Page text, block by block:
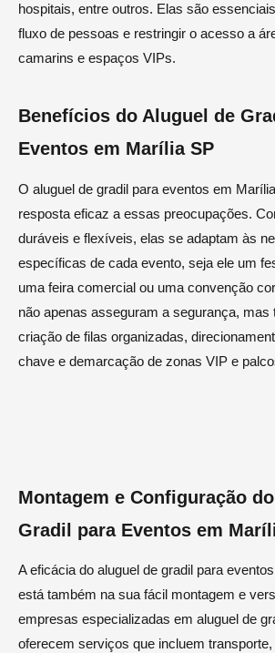
hospitais, entre outros. Elas são
fluxo de pessoas e restringir o acesso a
camarins e espaços VIPs.
Benefícios do Aluguel de
Eventos em Marília SP
O aluguel de gradil para eventos em
resposta eficaz a essas preocupações.
duráveis e flexíveis, elas se adaptam às
específicas de cada evento, seja ele um
uma feira comercial ou uma convenção
não apenas asseguram a segurança, mas
criação de filas organizadas,
chave e demarcação de zonas VIP e
Montagem e Configuração
Gradil para Eventos em
A eficácia do aluguel de gradil para
está também na sua fácil montagem e
empresas especializadas em aluguel de
oferecem serviços que incluem